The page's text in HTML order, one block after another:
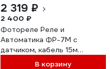
2 319 ₽
2 400 ₽
Фотореле Реле и
Автоматика ФР-7М с
датчиком, кабель 15м
A8222-79682590
В корзину